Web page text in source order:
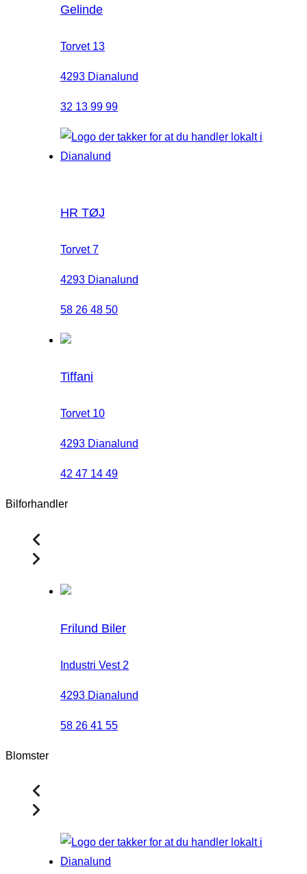
Gelinde
Torvet 13
4293 Dianalund
32 13 99 99
HR TØJ
Torvet 7
4293 Dianalund
58 26 48 50
Tiffani
Torvet 10
4293 Dianalund
42 47 14 49
Bilforhandler
Frilund Biler
Industri Vest 2
4293 Dianalund
58 26 41 55
Blomster